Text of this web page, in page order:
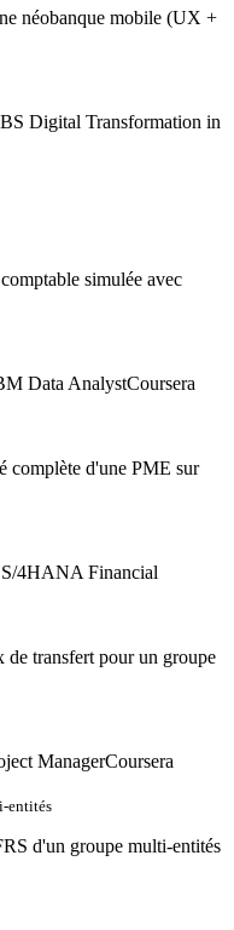
néobanque mobile (UX +
Digital Transformation in
simulée avec
Data AnalystCoursera
complète d'une PME sur
4HANA Financial
de transfert pour un groupe
ManagerCoursera
entités
d'un groupe multi-entités